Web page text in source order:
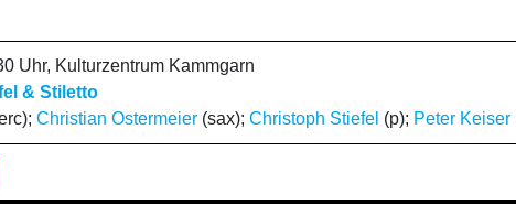
Uhr, Kulturzentrum Kammgarn
& Stiletto
Christian Ostermeier(sax); Christoph Stiefel (p); Peter Keiser